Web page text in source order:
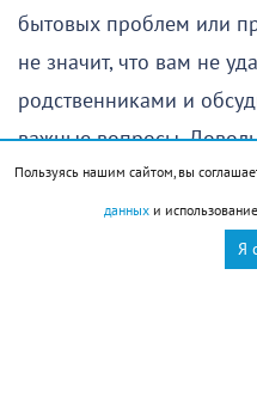
бытовых проблем или
не значит, что вам не
родственниками и
важные вопросы.
прийти к общему
Единственное, на что
это самочувствие,
Пользуясь нашим сайтом, вы
данныхи
Я